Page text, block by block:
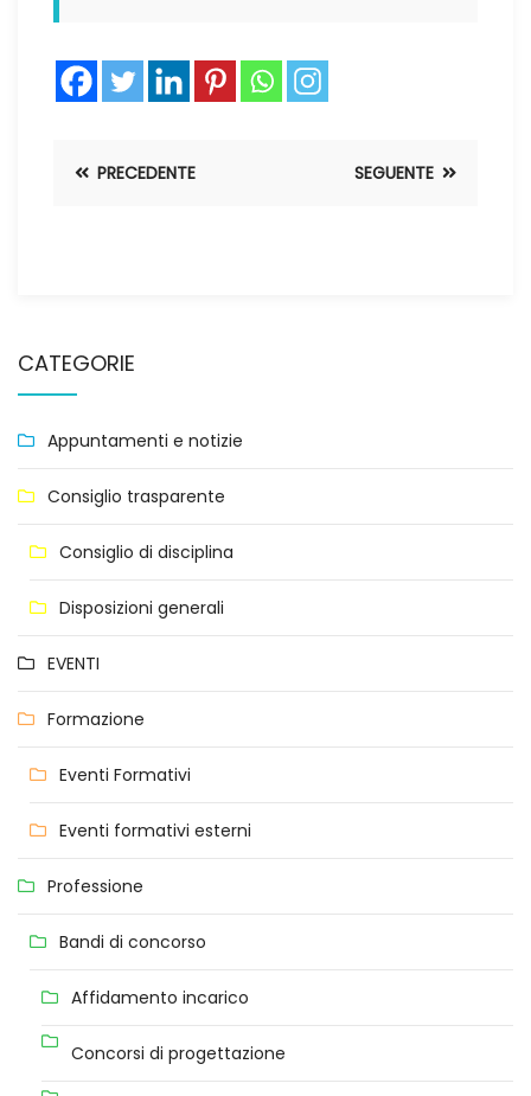
PRECEDENTE SEGUENTE
CATEGORIE
Appuntamenti e notizie
Consiglio trasparente
Consiglio di disciplina
Disposizioni generali
EVENTI
Formazione
Eventi Formativi
Eventi formativi esterni
Professione
Bandi di concorso
Affidamento incarico
Concorsi di progettazione